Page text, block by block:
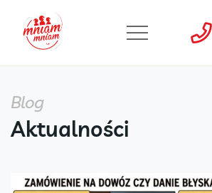
Blog
Aktualności